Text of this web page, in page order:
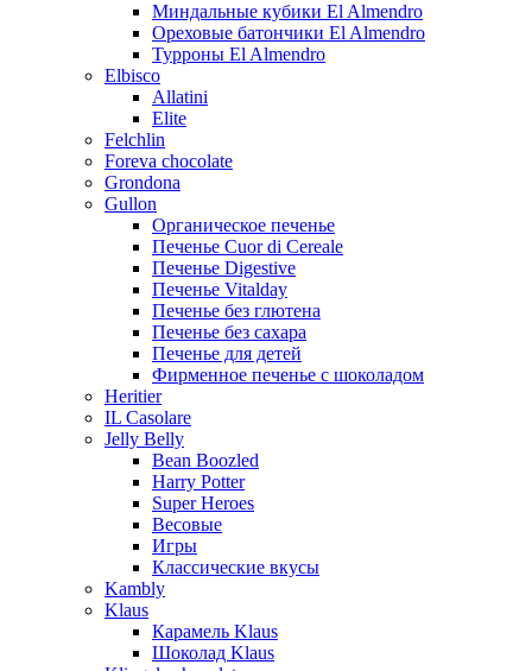
Миндальные кубики El Almendro
Ореховые батончики El Almendro
Турроны El Almendro
Elbisco
Allatini
Elite
Felchlin
Foreva chocolate
Grondona
Gullon
Органическое печенье
Печенье Cuor di Cereale
Печенье Digestive
Печенье Vitalday
Печенье без глютена
Печенье без сахара
Печенье для детей
Фирменное печенье с шоколадом
Heritier
IL Casolare
Jelly Belly
Bean Boozled
Harry Potter
Super Heroes
Весовые
Игры
Классические вкусы
Kambly
Klaus
Карамель Klaus
Шоколад Klaus